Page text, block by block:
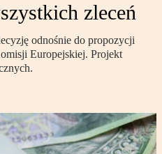
zleceń
odnośnie do propozycji
Europejskiej. Projekt